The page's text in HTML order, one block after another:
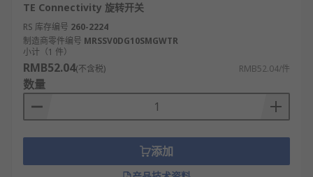
TE Connectivity 旋转开关
RS 库存编号 260-2224
制造商零件编号 MRSSV0DG10SMGWTR
小计（1 件）
RMB52.04(不含税) RMB52.04/件
数量
添加